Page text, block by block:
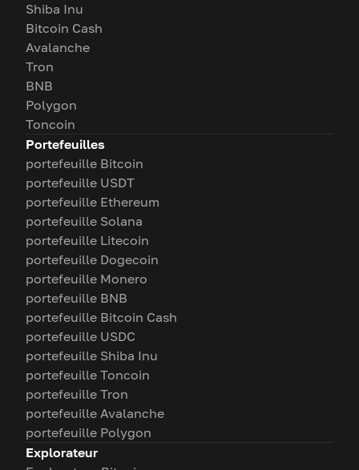
Shiba Inu
Bitcoin Cash
Avalanche
Tron
BNB
Polygon
Toncoin
Portefeuilles
portefeuille Bitcoin
portefeuille USDT
portefeuille Ethereum
portefeuille Solana
portefeuille Litecoin
portefeuille Dogecoin
portefeuille Monero
portefeuille BNB
portefeuille Bitcoin Cash
portefeuille USDC
portefeuille Shiba Inu
portefeuille Toncoin
portefeuille Tron
portefeuille Avalanche
portefeuille Polygon
Explorateur